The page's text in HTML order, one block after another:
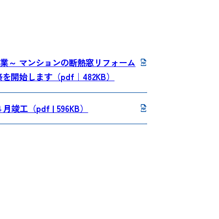
～ マンションの断熱窓リフォーム
開始します（pdf｜482KB）
竣工（pdf | 596KB）